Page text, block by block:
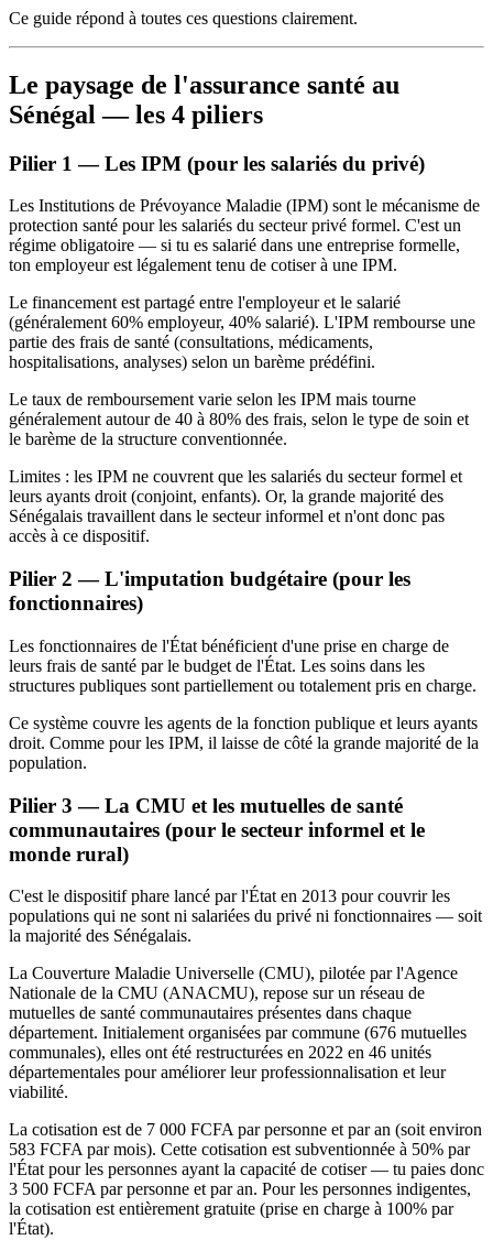
Ce guide répond à toutes ces questions clairement.
Le paysage de l'assurance santé au
Sénégal — les 4 piliers
Pilier 1 — Les IPM (pour les salariés du privé)
Les Institutions de Prévoyance Maladie (IPM) sont le mécanisme de
protection santé pour les salariés du secteur privé formel. C'est un
régime obligatoire — si tu es salarié dans une entreprise formelle,
ton employeur est légalement tenu de cotiser à une IPM.
Le financement est partagé entre l'employeur et le salarié
(généralement 60% employeur, 40% salarié). L'IPM rembourse une
partie des frais de santé (consultations, médicaments,
hospitalisations, analyses) selon un barème prédéfini.
Le taux de remboursement varie selon les IPM mais tourne
généralement autour de 40 à 80% des frais, selon le type de soin et
le barème de la structure conventionnée.
Limites : les IPM ne couvrent que les salariés du secteur formel et
leurs ayants droit (conjoint, enfants). Or, la grande majorité des
Sénégalais travaillent dans le secteur informel et n'ont donc pas
accès à ce dispositif.
Pilier 2 — L'imputation budgétaire (pour les
fonctionnaires)
Les fonctionnaires de l'État bénéficient d'une prise en charge de
leurs frais de santé par le budget de l'État. Les soins dans les
structures publiques sont partiellement ou totalement pris en charge.
Ce système couvre les agents de la fonction publique et leurs ayants
droit. Comme pour les IPM, il laisse de côté la grande majorité de la
population.
Pilier 3 — La CMU et les mutuelles de santé
communautaires (pour le secteur informel et le
monde rural)
C'est le dispositif phare lancé par l'État en 2013 pour couvrir les
populations qui ne sont ni salariées du privé ni fonctionnaires — soit
la majorité des Sénégalais.
La Couverture Maladie Universelle (CMU), pilotée par l'Agence
Nationale de la CMU (ANACMU), repose sur un réseau de
mutuelles de santé communautaires présentes dans chaque
département. Initialement organisées par commune (676 mutuelles
communales), elles ont été restructurées en 2022 en 46 unités
départementales pour améliorer leur professionnalisation et leur
viabilité.
La cotisation est de 7 000 FCFA par personne et par an (soit environ
583 FCFA par mois). Cette cotisation est subventionnée à 50% par
l'État pour les personnes ayant la capacité de cotiser — tu paies donc
3 500 FCFA par personne et par an. Pour les personnes indigentes,
la cotisation est entièrement gratuite (prise en charge à 100% par
l'État).